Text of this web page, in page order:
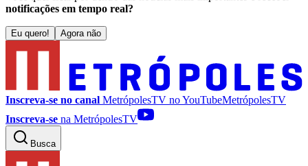
notificações em tempo real?
Eu quero! Agora não
Inscreva-se no canal MetrópolesTV noYouTubeMetrópolesTV
Inscreva-se na MetrópolesTV
Busca